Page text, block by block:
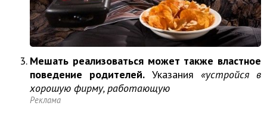
Мешать реализоваться может также властное
поведение родителей. Указания «устройся в
хорошую фирму, работающую
Реклама